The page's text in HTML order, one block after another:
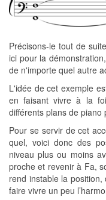
Précisons-le tout de
ici pour la
de n'importe quel autre
L'idée de cet exemple
en faisant vivre à la
différents plans de piano
Pour se servir de cet
quel, voici donc des
niveau plus ou moins
proche et revenir à Fa,
rend instable la
faire vivre un peu